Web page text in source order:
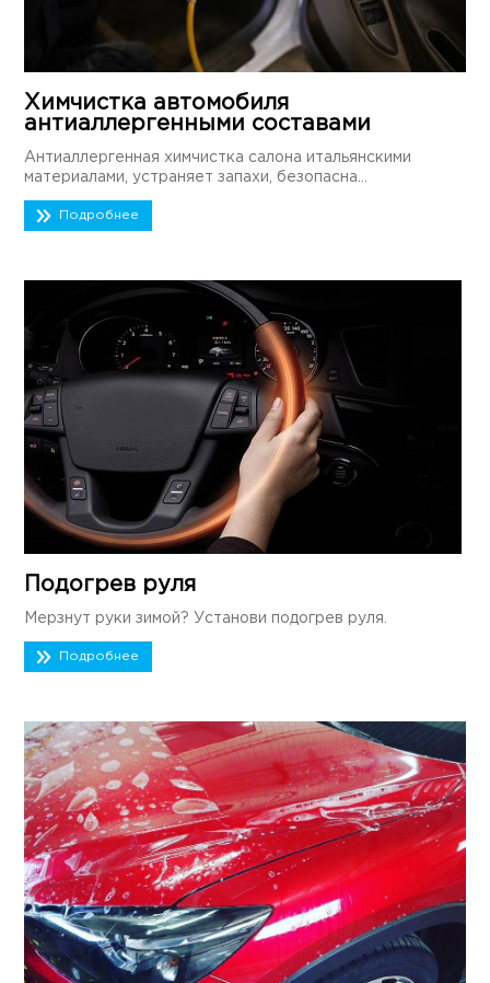
Химчистка автомобиля
антиаллергенными составами
Антиаллергенная химчистка салона итальянскими
материалами, устраняет запахи, безопасна...
Подробнее
Подогрев руля
Мерзнут руки зимой? Установи подогрев руля.
Подробнее